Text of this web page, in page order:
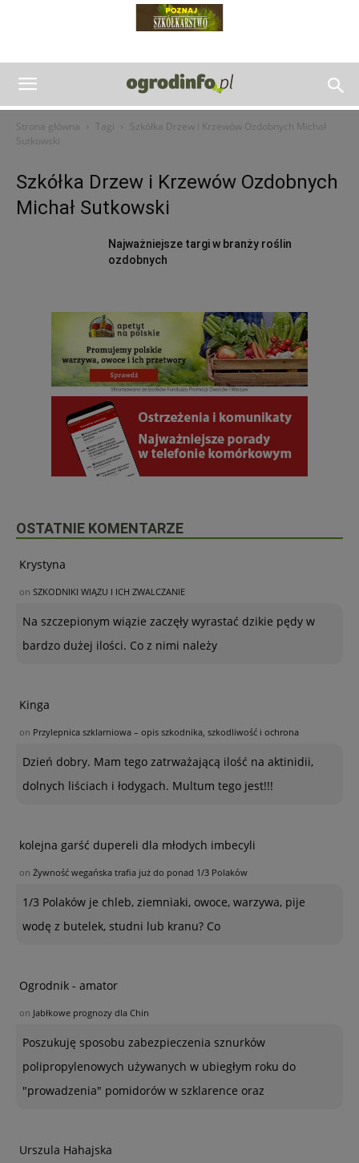
Strona główna Tagi
Szkółka Drzew i Krzewów Ozdobnych Michał
Sutkowski
Szkółka Drzew i Krzewów Ozdobnych
Michał Sutkowski
Najważniejsze targi w branży roślin
ozdobnych
OSTATNIE KOMENTARZE
Krystyna
on SZKODNIKI WIĄZU I ICH ZWALCZANIE
Na szczepionym wiązie zaczęły wyrastać dzikie pędy w
bardzo dużej ilości. Co z nimi należy
Kinga
on Przylepnica szklarniowa – opis szkodnika, szkodliwość i ochrona
Dzień dobry. Mam tego zatrważającą ilość na aktinidii,
dolnych liściach i łodygach. Multum tego jest!!!
kolejna garść dupereli dla młodych imbecyli
on Żywność wegańska trafia już do ponad 1/3 Polaków
1/3 Polaków je chleb, ziemniaki, owoce, warzywa, pije
wodę z butelek, studni lub kranu? Co
Ogrodnik - amator
on Jabłkowe prognozy dla Chin
Poszukuję sposobu zabezpieczenia sznurków
polipropylenowych używanych w ubiegłym roku do
"prowadzenia" pomidorów w szklarence oraz
Urszula Hahajska